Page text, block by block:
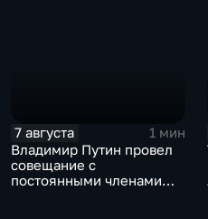
7 августа
1 мин
Владимир Путин провел
совещание с
постоянными членами